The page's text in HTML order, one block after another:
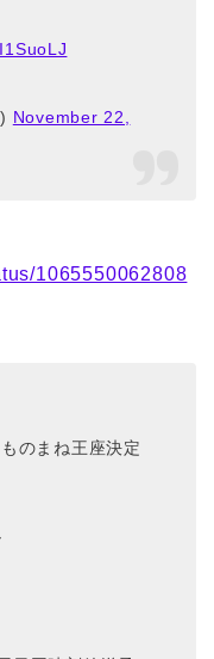
November 22,
1065550062808
のまね王座決定